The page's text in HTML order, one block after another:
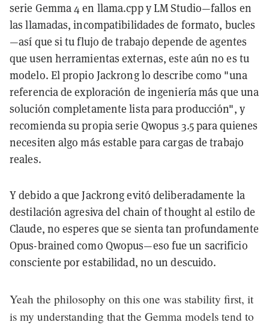
serie Gemma 4 en llama.cpp y LM Studio—fallos en
las llamadas, incompatibilidades de formato, bucles
—así que si tu flujo de trabajo depende de agentes
que usen herramientas externas, este aún no es tu
modelo. El propio Jackrong lo describe como "una
referencia de exploración de ingeniería más que una
solución completamente lista para producción", y
recomienda su propia serie Qwopus 3.5 para quienes
necesiten algo más estable para cargas de trabajo
reales.
Y debido a que Jackrong evitó deliberadamente la
destilación agresiva del chain of thought al estilo de
Claude, no esperes que se sienta tan profundamente
Opus-brained como Qwopus—eso fue un sacrificio
consciente por estabilidad, no un descuido.
Yeah the philosophy on this one was stability first, it
is my understanding that the Gemma models tend to